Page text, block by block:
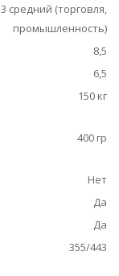
3 средний (торговля,
промышленность)
8,5
6,5
150 кг
400 гр
Нет
Да
Да
355/443